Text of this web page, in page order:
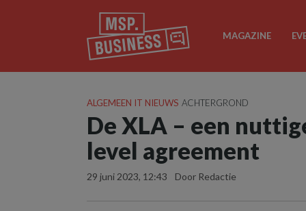
MAGAZINE
ALGEMEEN IT NIEUWS ACHTERGROND
De XLA – een
level agreement
29 juni 2023, 12:43 Door Redactie